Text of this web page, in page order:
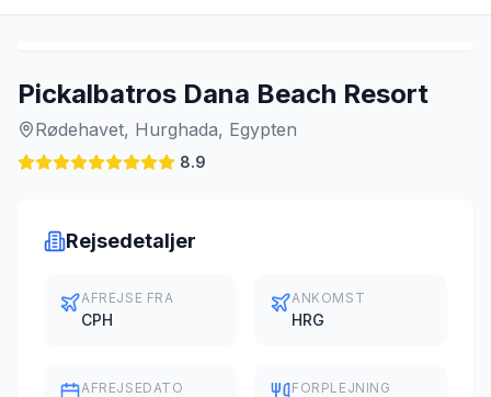
Pickalbatros Dana Beach Resort
Rødehavet, Hurghada, Egypten
8.9
Rejsedetaljer
AFREJSE FRA
CPH
ANKOMST
HRG
AFREJSEDATO FORPLEJNING